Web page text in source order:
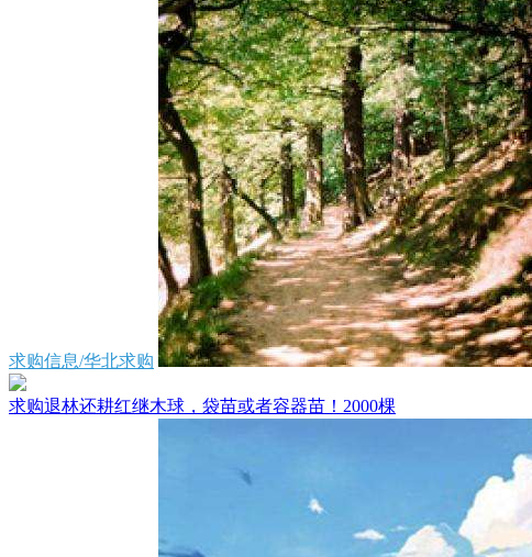
求购信息/华北求购
求购退林还耕红继木球，袋苗或者容器苗！2000棵